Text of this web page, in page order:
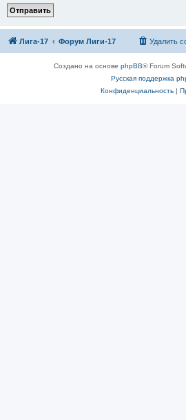
Лига-17 Форум Лиги-17 Удалить
Создано на основе phpBB® Forum
Русская поддержка
Конфиденциальность|